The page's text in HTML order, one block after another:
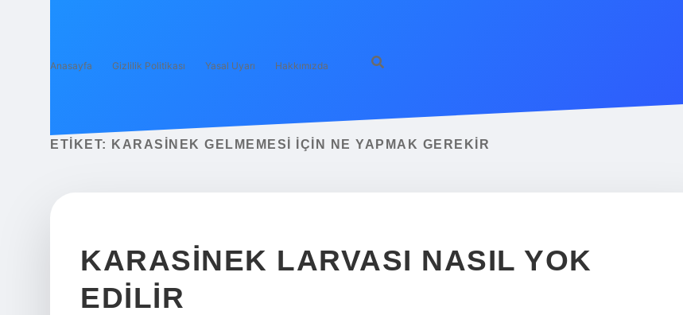
Anasayfa Gizlilik Politikası Yasal Uyarı Hakkımızda
ETIKET: KARASINEK GELMEMESI IÇIN NE YAPMAK GEREKIR
KARASINEK LARVASI NASIL YOK
EDILIR